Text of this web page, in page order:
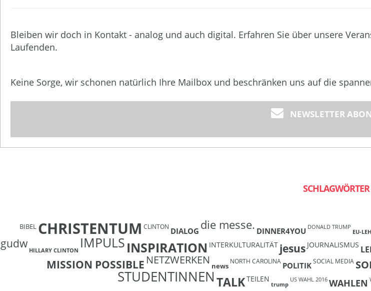
Bleiben wir doch in Kontakt - analog und auch digital. Erfahren Sie über unsere
Laufenden.
Keine Sorge, wir schonen natürlich Ihre Mailbox und beschränken uns auf die
NEWSLETTER
SCHLAGWÖRTER
BIBEL CHRISTENTUM CLINTON DIALOG die messe. DINNER4YOU DONALD TRUMP
EU-
gudw HILLARY CLINTON IMPULSINSPIRATION INTERKULTURALITÄT jesus JOURNALISMUS
MISSION POSSIBLE NETZWERKEN news
NORTH CAROLINA POLITIKSOCIAL MEDIA
STUDENTINNENTALKTEILEN
trump
US WAHL 2016 WAHLEN